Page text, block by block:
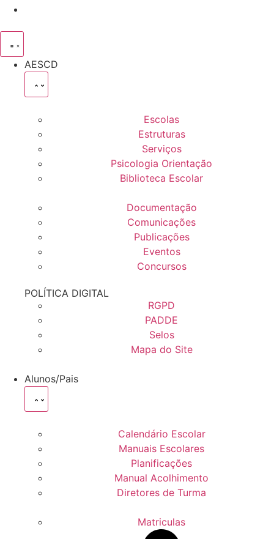
AESCD
Escolas
Estruturas
Serviços
Psicologia Orientação
Biblioteca Escolar
Documentação
Comunicações
Publicações
Eventos
Concursos
POLÍTICA DIGITAL
RGPD
PADDE
Selos
Mapa do Site
Alunos/Pais
Calendário Escolar
Manuais Escolares
Planificações
Manual Acolhimento
Diretores de Turma
Matriculas